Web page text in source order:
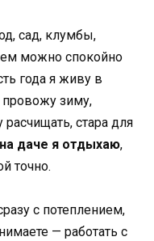
сад, клумбы,
можно спокойно
года я живу в
провожу зиму,
расчищать, стара для
на даче я отдыхаю,
точно.
с потеплением,
— работать с